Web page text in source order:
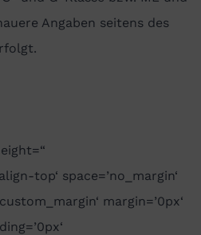
Angaben seitens des
top‘ space=’no_margin‘
margin=’0px‘